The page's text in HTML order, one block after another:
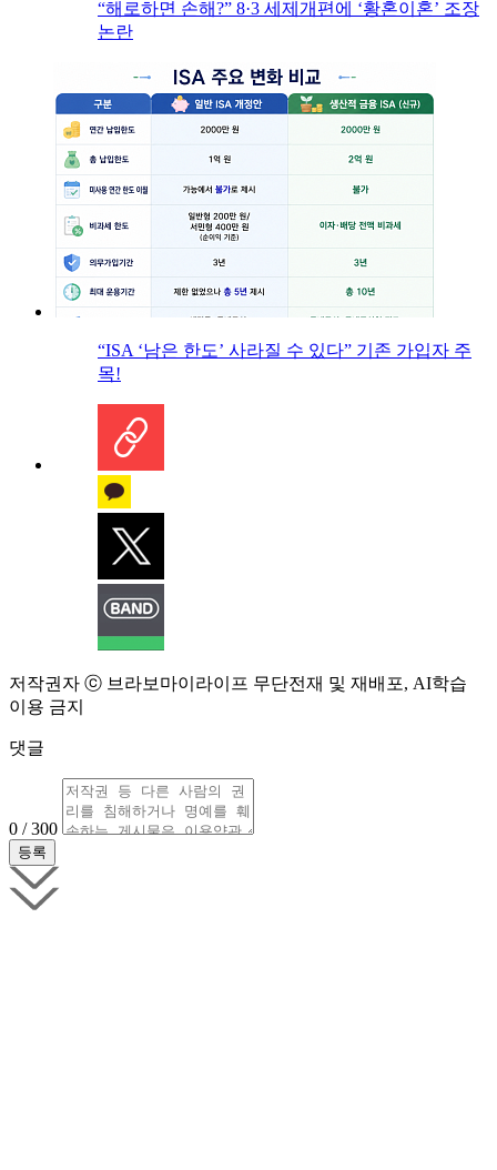
“해로하면 손해?” 8·3 세제개편에 ‘황혼이혼’ 조장
논란
“ISA ‘남은 한도’ 사라질 수 있다” 기존 가입자 주
목!
저작권자 ⓒ 브라보마이라이프 무단전재 및 재배포, AI학습
이용 금지
댓글
0 / 300